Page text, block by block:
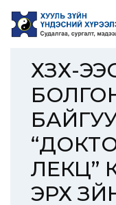
ХЗҮХ-
ЛЕКЦ”
ЭРХ